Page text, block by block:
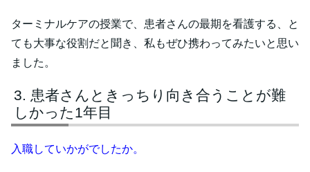
ターミナルケアの授業で、患者さんの最期を看護する、と
ても大事な役割だと聞き、私もぜひ携わってみたいと思い
ました。
患者さんときっちり向き合うことが難
しかった1年目
入職していかがでしたか。